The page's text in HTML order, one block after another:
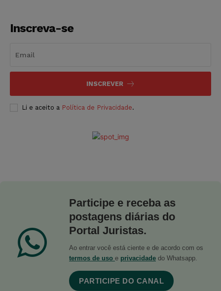
Inscreva-se
INSCREVER
Li e aceito a Política de Privacidade.
Participe e receba as
postagens diárias do
Portal Juristas.
Ao entrar você está ciente e de acordo com os
termos de uso e privacidade do Whatsapp.
PARTICIPE DO CANAL